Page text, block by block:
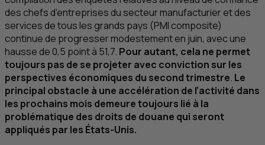
des chefs d’entreprises du secteur manufacturier et des
services de tous les grands pays (PMI composite)
continue de progresser modestement en juin, avec une
hausse de 0,5 point à 51,7. Pour autant, cela ne permet
toujours pas de se projeter avec conviction sur les
perspectives économiques du second trimestre. Le
principal obstacle à une accélération de l’activité dans
les prochains mois demeure toujours lié à la
problématique des droits de douane qui seront
appliqués par les États-Unis.